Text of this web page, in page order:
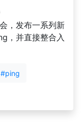
，发布一系列新
，并直接整合入
#ping